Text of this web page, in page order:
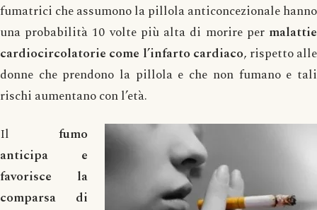
fumatrici che assumono la pillola anticoncezionale hanno
una probabilità 10 volte più alta di morire per malattie
cardiocircolatorie come l’infarto cardiaco, rispetto alle
donne che prendono la pillola e che non fumano e tali
rischi aumentano con l’età.
Il fumo
anticipa e
favorisce la
comparsa di